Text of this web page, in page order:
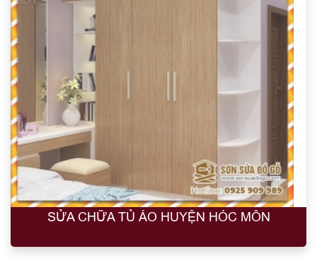
SỬA CHỮA TỦ ÁO HUYỆN HÓC MÔN